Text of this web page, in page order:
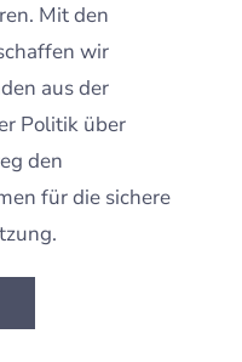
Mit den
wir
aus der
Politik über
den
für die sichere